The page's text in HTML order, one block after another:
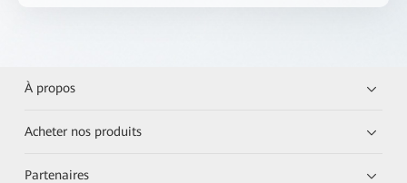
À propos
Acheter nos produits
Partenaires